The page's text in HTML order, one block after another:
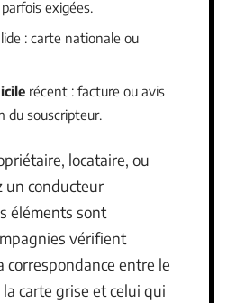
exigées.
: carte nationale ou
récent : facture ou avis
du souscripteur.
locataire, ou
un conducteur
éléments sont
vérifient
correspondance entre le
carte grise et celui qui